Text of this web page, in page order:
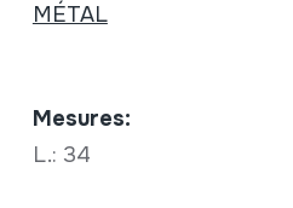
MÉTAL
Mesures:
L.: 34